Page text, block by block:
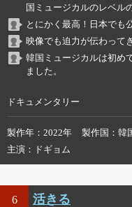
国ミュージカルのレベル
とにかく最高！日本でも
映像でも迫力が伝わって
韓国ミュージカルは初め
ました。
ドキュメンタリー
製作年 2022年 製作国 韓
主演
ドギョム
6 活きる